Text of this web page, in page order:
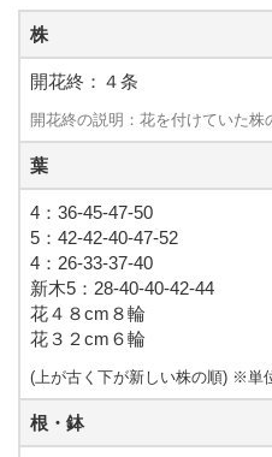
株
開花終：４条
開花終の説明：花を付けていた株
葉
4：36-45-47-50
5：42-42-40-47-52
4：26-33-37-40
新木5：28-40-40-42-44
花４８cm８輪
花３２cm６輪
(上が古く下が新しい株の順) ※単
根・鉢